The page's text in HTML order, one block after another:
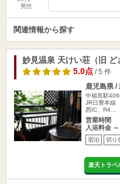
男性
関連情報から探す
妙見温泉 天けい荘（旧 ど
5.0点/ 5 件
鹿児島県 /
中福良駅
JR日豊本線
西IC、R4…
営業時間
入浴料金 ～
宿泊 切り
楽天トラベ